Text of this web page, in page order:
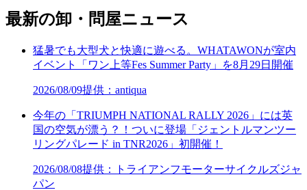
最新の卸・問屋ニュース
猛暑でも大型犬と快適に遊べる。WHATAWONが室内
イベント「ワン上等Fes Summer Party」を8月29日開催
2026/08/09提供：antiqua
今年の「TRIUMPH NATIONAL RALLY 2026」には英
国の空気が漂う？！ついに登場「ジェントルマンツー
リングパレード in TNR2026」初開催！
2026/08/08提供：トライアンフモーターサイクルズジャ
パン